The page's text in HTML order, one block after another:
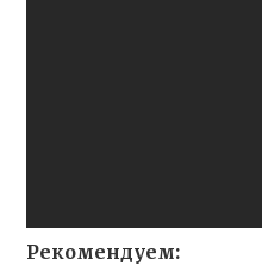
Рекомендуем: